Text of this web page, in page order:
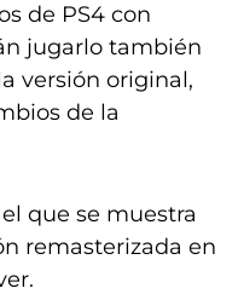
de PS4 con
jugarlo también
versión original,
de la
que se muestra
remasterizada en